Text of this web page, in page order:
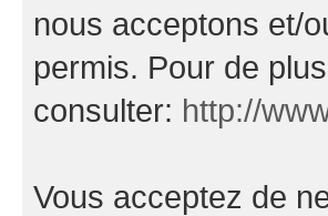
nous acceptons et/
permis. Pour de
consulter: http://
Vous acceptez de